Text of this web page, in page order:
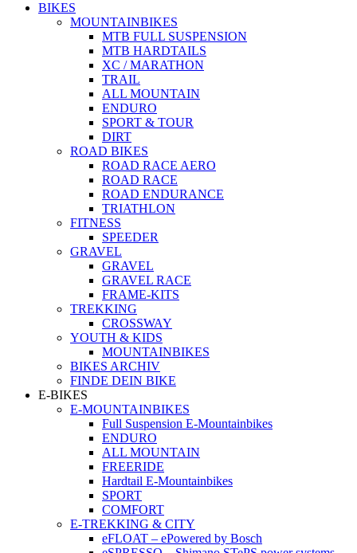
BIKES
MOUNTAINBIKES
MTB FULL SUSPENSION
MTB HARDTAILS
XC / MARATHON
TRAIL
ALL MOUNTAIN
ENDURO
SPORT & TOUR
DIRT
ROAD BIKES
ROAD RACE AERO
ROAD RACE
ROAD ENDURANCE
TRIATHLON
FITNESS
SPEEDER
GRAVEL
GRAVEL
GRAVEL RACE
FRAME-KITS
TREKKING
CROSSWAY
YOUTH & KIDS
MOUNTAINBIKES
BIKES ARCHIV
FINDE DEIN BIKE
E-BIKES
E-MOUNTAINBIKES
Full Suspension E-Mountainbikes
ENDURO
ALL MOUNTAIN
FREERIDE
Hardtail E-Mountainbikes
SPORT
COMFORT
E-TREKKING & CITY
eFLOAT – ePowered by Bosch